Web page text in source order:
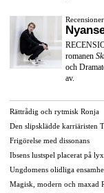
romanen
och
av.
Rättrådig och rytmisk Ronja
Den slipsklädde karriäristen
Frigörelse med dissonans
Ibsens lustspel placerat på
Ungdomens olidliga
Magisk, modern och maxad